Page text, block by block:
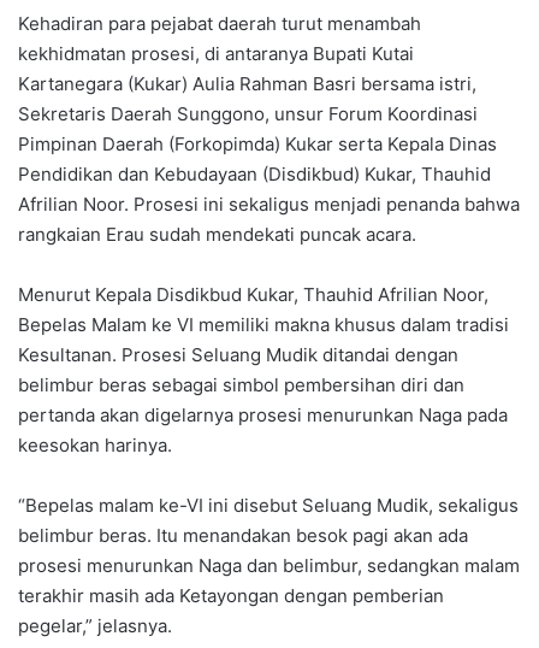
Kehadiran para pejabat daerah turut menambah
kekhidmatan prosesi, di antaranya Bupati Kutai
Kartanegara (Kukar) Aulia Rahman Basri bersama istri,
Sekretaris Daerah Sunggono, unsur Forum Koordinasi
Pimpinan Daerah (Forkopimda) Kukar serta Kepala Dinas
Pendidikan dan Kebudayaan (Disdikbud) Kukar, Thauhid
Afrilian Noor. Prosesi ini sekaligus menjadi penanda bahwa
rangkaian Erau sudah mendekati puncak acara.
Menurut Kepala Disdikbud Kukar, Thauhid Afrilian Noor,
Bepelas Malam ke VI memiliki makna khusus dalam tradisi
Kesultanan. Prosesi Seluang Mudik ditandai dengan
belimbur beras sebagai simbol pembersihan diri dan
pertanda akan digelarnya prosesi menurunkan Naga pada
keesokan harinya.
“Bepelas malam ke-VI ini disebut Seluang Mudik, sekaligus
belimbur beras. Itu menandakan besok pagi akan ada
prosesi menurunkan Naga dan belimbur, sedangkan malam
terakhir masih ada Ketayongan dengan pemberian
pegelar,” jelasnya.